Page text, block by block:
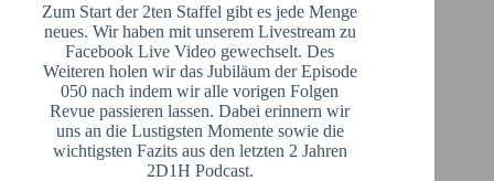
Zum Start der 2ten Staffel gibt es jede Menge
neues. Wir haben mit unserem Livestream zu
Facebook Live Video gewechselt. Des
Weiteren holen wir das Jubiläum der Episode
050 nach indem wir alle vorigen Folgen
Revue passieren lassen. Dabei erinnern wir
uns an die Lustigsten Momente sowie die
wichtigsten Fazits aus den letzten 2 Jahren
2D1H Podcast.